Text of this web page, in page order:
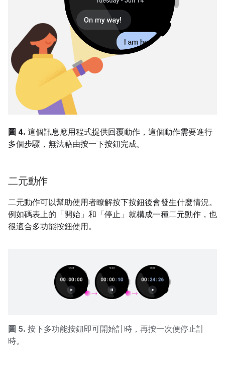
圖 4. 這個訊息應用程式提供回覆動作，這個動作需要進行
多個步驟，無法藉由按一下按鈕完成。
二元動作
二元動作可以幫助使用者瞭解按下按鈕後會發生什麼情況。
例如碼表上的「開始」和「停止」就構成一種二元動作，也
很適合多功能按鈕使用。
圖 5. 按下多功能按鈕即可開始計時，再按一次便停止計
時。